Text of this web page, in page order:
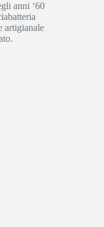
anni ‘60
artigianale